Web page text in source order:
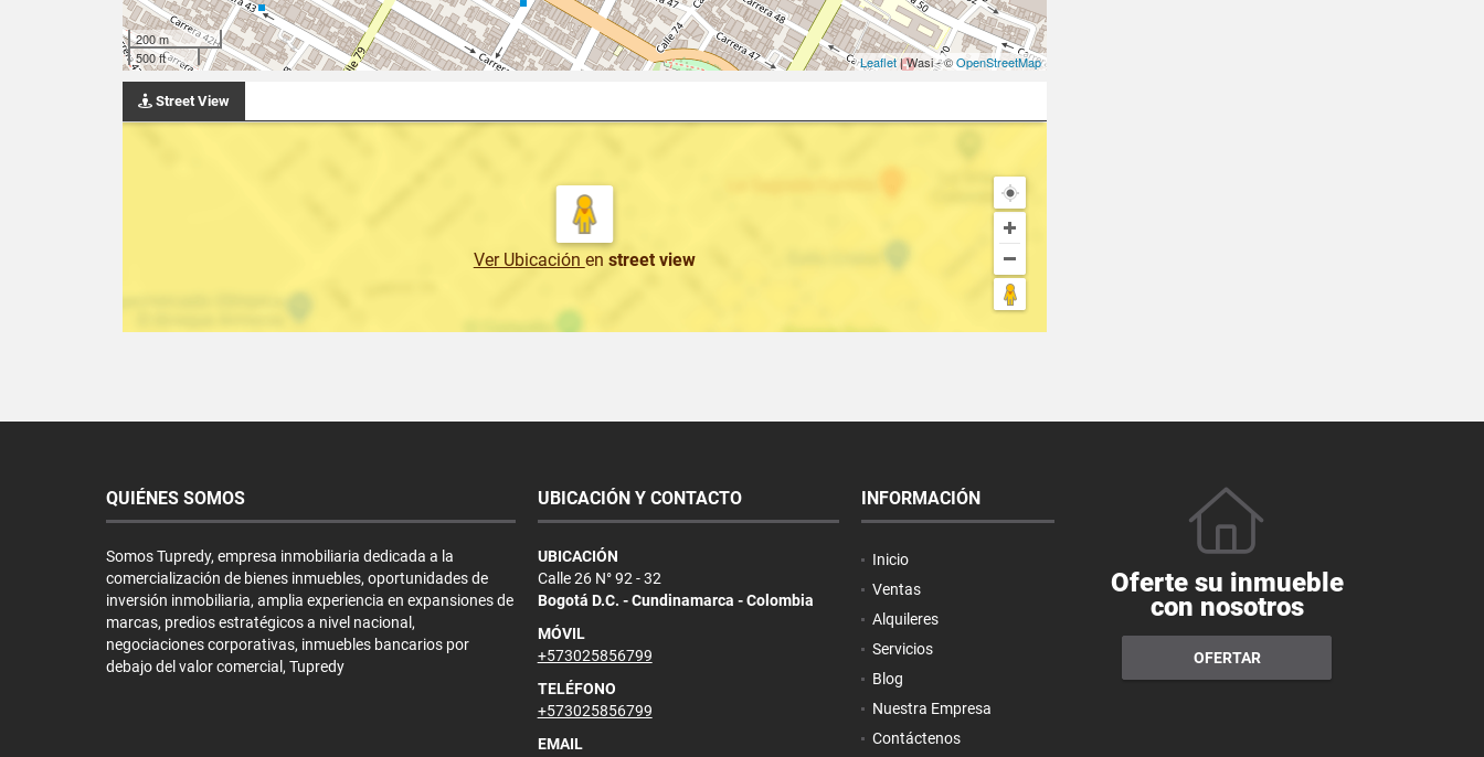
200 m
500 ft
Leaflet| Wasi - ©OpenStreetMap
Street View
Ver Ubicación en street view
QUIÉNES SOMOS
Somos Tupredy, empresa inmobiliaria dedicada a la
comercialización de bienes inmuebles, oportunidades de
inversión inmobiliaria, amplia experiencia en expansiones de
marcas, predios estratégicos a nivel nacional,
negociaciones corporativas, inmuebles bancarios por
debajo del valor comercial, Tupredy
UBICACIÓN Y CONTACTO
UBICACIÓN
Calle 26 N° 92 - 32
Bogotá D.C. - Cundinamarca - Colombia
MÓVIL
+573025856799
TELÉFONO
+573025856799
EMAIL
INFORMACIÓN
Inicio
Ventas
Alquileres
Servicios
Blog
Nuestra Empresa
Contáctenos
Oferte su inmueble
con nosotros
OFERTAR